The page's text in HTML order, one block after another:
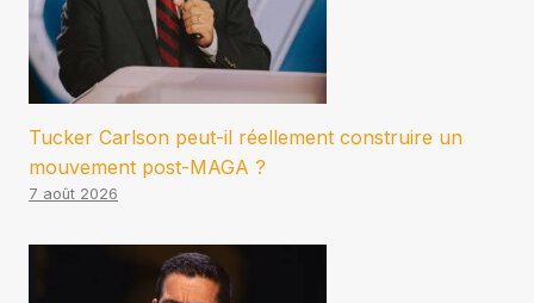
Tucker Carlson peut-il réellement construire un
mouvement post-MAGA ?
7 août 2026